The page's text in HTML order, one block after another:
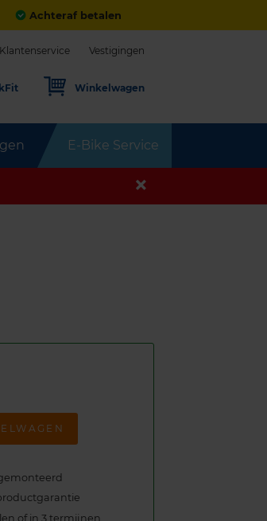
Achteraf betalen
E-Bike Service
Klantenservice Vestigingen
Winkelwagen
of in 3 termijnen